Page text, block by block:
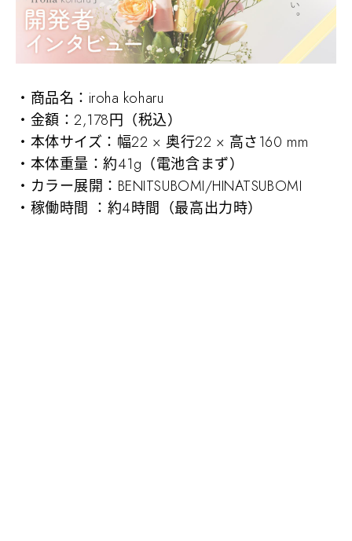
・商品名：iroha koharu
・金額：2,178円（税込）
・本体サイズ：幅22 × 奥行22 × 高さ160 mm
・本体重量：約41g（電池含まず）
・カラー展開：BENITSUBOMI/HINATSUBOMI
・稼働時間 ：約4時間（最高出力時）